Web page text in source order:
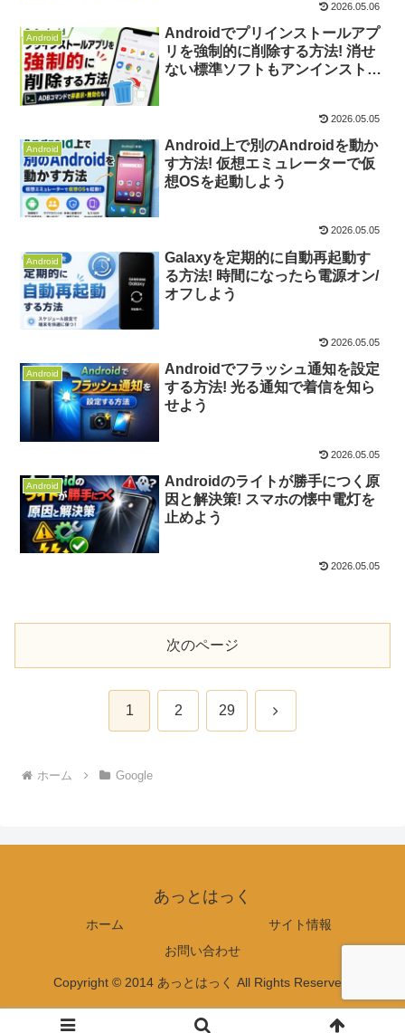
2026.05.06
Android
Androidでプリインストールアプ
リを強制的に削除する方法! 消せ
ない標準ソフトもアンインストー
2026.05.05
Android
Android上で別のAndroidを動か
す方法! 仮想エミュレーターで仮
想OSを起動しよう
2026.05.05
Android
Galaxyを定期的に自動再起動す
る方法! 時間になったら電源オン/
オフしよう
2026.05.05
Android
Androidでフラッシュ通知を設定
する方法! 光る通知で着信を知ら
せよう
2026.05.05
Android
Androidのライトが勝手につく原
因と解決策! スマホの懐中電灯を
止めよう
2026.05.05
次のページ
1 2 29 次
ホーム Google
あっとはっく
ホーム
サイト情報
お問い合わせ
Copyright © 2014 あっとはっく All Rights Reserved.